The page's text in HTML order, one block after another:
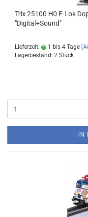
Trix 25100 H0 E-Lok
"Digital+Sound"
Lieferzeit: 1 bis 4 Tage
Lagerbestand: 2 Stück